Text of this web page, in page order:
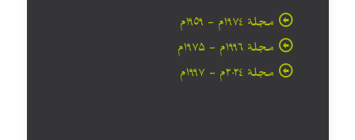
مجلة ۱۹۷٤م - ١٩٥٩م
مجلة ۱۹۹٦م - ۱۹۷۵م
مجلة ۲۰۲٤م - ۱۹۹۷م